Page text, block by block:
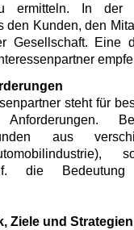
zu ermitteln. In
den Kunden, den
Gesellschaft. Eine
steht für
Anforderungen.
aus
die Bedeutung
Ziele und Strategien